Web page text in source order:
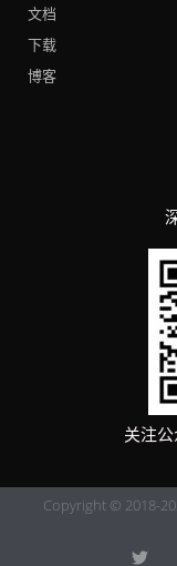
文档
下载
博客
关注
Copyright © 2018-